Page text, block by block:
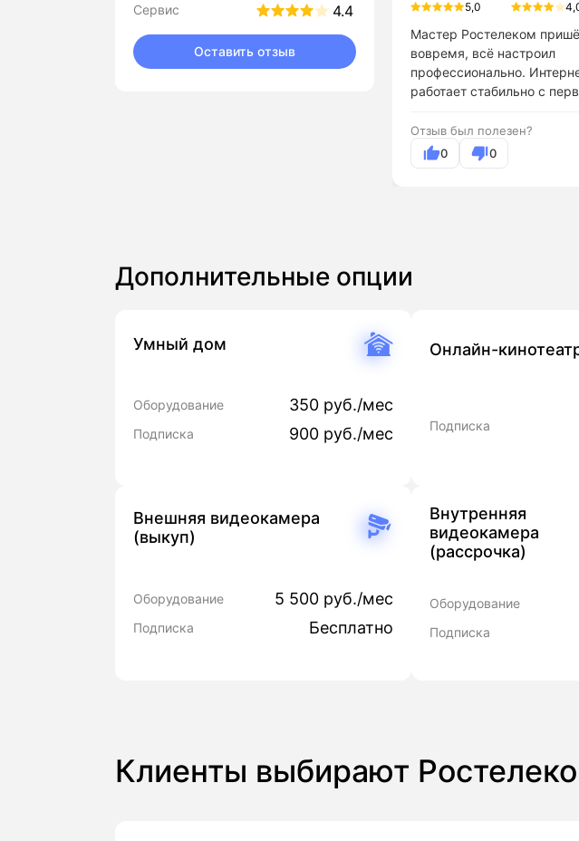
Сервис 4.4
Оставить отзыв
5,0
Мастер Ростелеком
вовремя, всё настроил
профессионально.
работает стабильно с
Отзыв был полезен?
0
0
Дополнительные опции
Умный дом
Оборудование 350 руб./мес
Подписка 900 руб./мес
Онлайн-
Подписка
Внешняя видеокамера
(выкуп)
Оборудование 5 500 руб./мес
Подписка Бесплатно
Внутренняя
видеокамера
(рассрочка)
Оборудование
Подписка
Клиенты выбирают